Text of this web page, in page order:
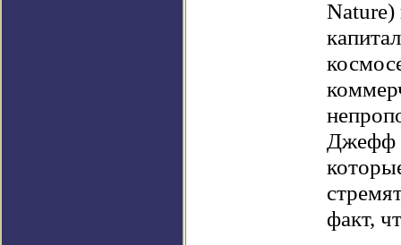
Nature)
Джефф
факт,